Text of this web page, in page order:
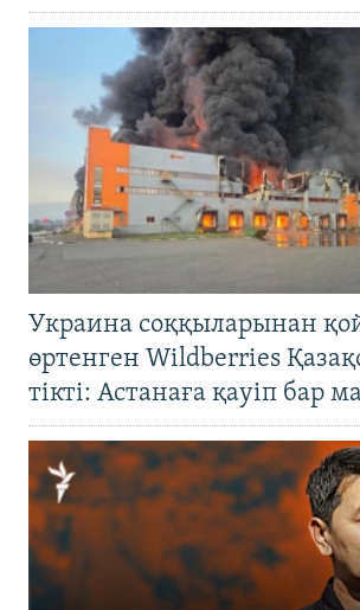
Украина соққыларынан
өртенген Wildberries
тікті: Астанаға қауіп бар